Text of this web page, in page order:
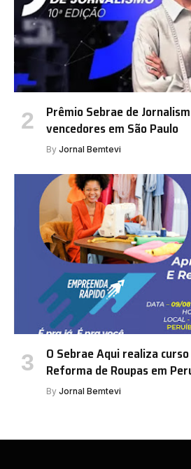
Prêmio Sebrae de
vencedores em São Paulo
By Jornal Bemtevi
O Sebrae Aqui realiza
Reforma de Roupas em
By Jornal Bemtevi